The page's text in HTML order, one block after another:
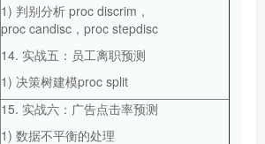
1) 判别分析 proc discrim，
proc candisc，proc stepdisc
14. 实战五：员工离职预测
1) 决策树建模proc split
15. 实战六：广告点击率预测
1) 数据不平衡的处理